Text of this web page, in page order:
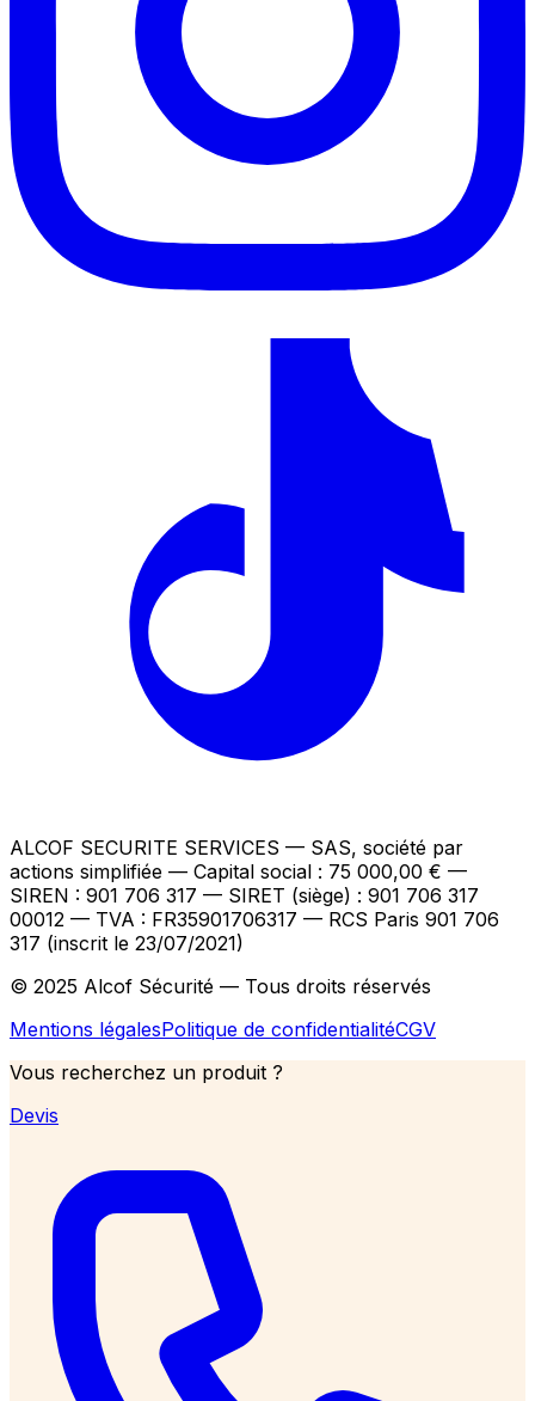
ALCOF SECURITE SERVICES — SAS, société par
actions simplifiée — Capital social : 75 000,00 € —
SIREN : 901 706 317 — SIRET (siège) : 901 706 317
00012 — TVA : FR35901706317 — RCS Paris 901 706
317 (inscrit le 23/07/2021)
© 2025 Alcof Sécurité — Tous droits réservés
Mentions légalesPolitique de confidentialitéCGV
Vous recherchez un produit ?
Devis